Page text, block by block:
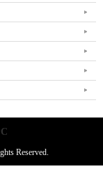
Reserved.